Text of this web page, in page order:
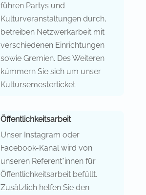
führen Partys und
Kulturveranstaltungen durch,
betreiben Netzwerkarbeit mit
verschiedenen Einrichtungen
sowie Gremien. Des Weiteren
kümmern Sie sich um unser
Kultursemesterticket.
Öffentlichkeitsarbeit
Unser Instagram oder
Facebook-Kanal wird von
unseren Referent*innen für
Öffentlichkeitsarbeit befüllt.
Zusätzlich helfen Sie den